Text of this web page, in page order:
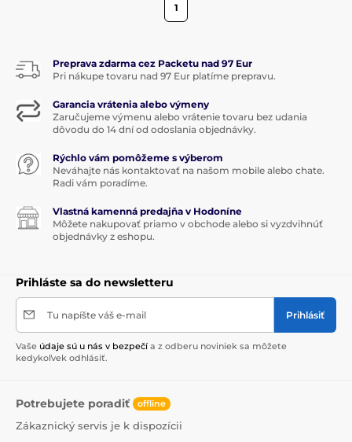
1
Preprava zdarma cez Packetu nad 97 Eur
Pri nákupe tovaru nad 97 Eur platíme prepravu.
Garancia vrátenia alebo výmeny
Zaručujeme výmenu alebo vrátenie tovaru bez udania
dôvodu do 14 dní od odoslania objednávky.
Rýchlo vám pomôžeme s výberom
Neváhajte nás kontaktovať na našom mobile alebo chate.
Radi vám poradíme.
Vlastná kamenná predajňa v Hodoníne
Môžete nakupovať priamo v obchode alebo si vyzdvihnúť
objednávky z eshopu.
Prihláste sa do newsletteru
Tu napíšte váš e-mail Prihlásiť
Vaše údaje sú u nás v bezpečí a z odberu noviniek sa môžete
kedykoľvek odhlásiť.
Potrebujete poradiť offline
Zákaznický servis je k dispozícii